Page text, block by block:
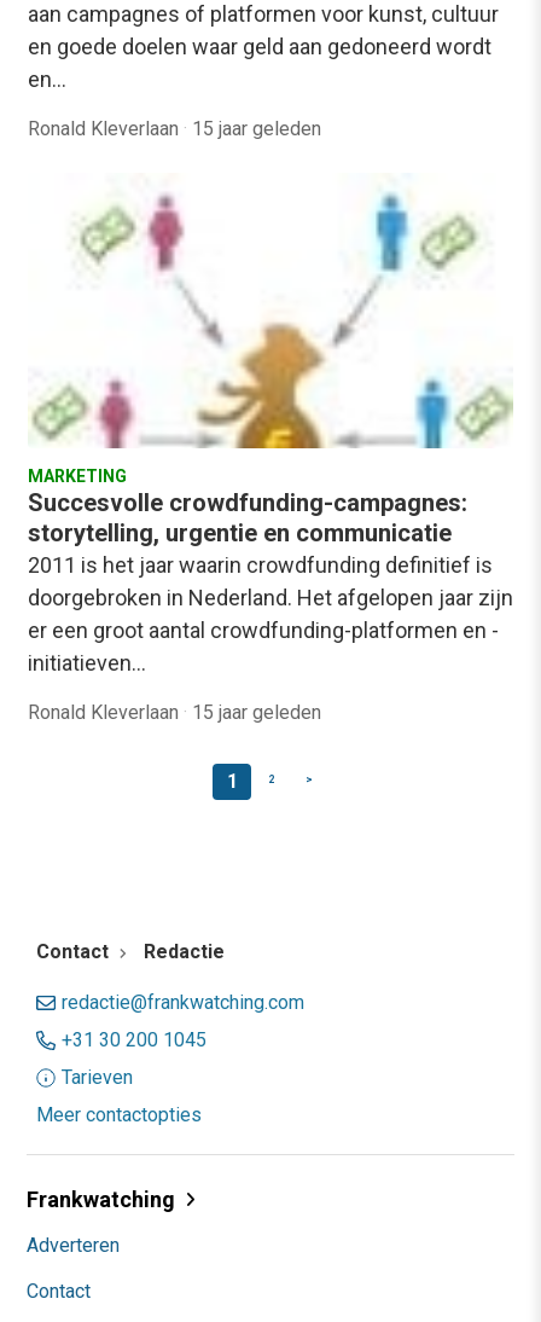
aan campagnes of platformen voor kunst, cultuur
en goede doelen waar geld aan gedoneerd wordt
en…
Ronald Kleverlaan · 15 jaar geleden
MARKETING
Succesvolle crowdfunding-campagnes:
storytelling, urgentie en communicatie
2011 is het jaar waarin crowdfunding definitief is
doorgebroken in Nederland. Het afgelopen jaar zijn
er een groot aantal crowdfunding-platformen en -
initiatieven…
Ronald Kleverlaan · 15 jaar geleden
1 2 >
Contact Redactie
redactie@frankwatching.com
+31 30 200 1045
Tarieven
Meer contactopties
Frankwatching
Adverteren
Contact